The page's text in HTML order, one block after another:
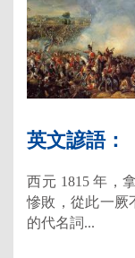
英文諺語：
西元 1815 年，
慘敗，從此一厥
的代名詞...